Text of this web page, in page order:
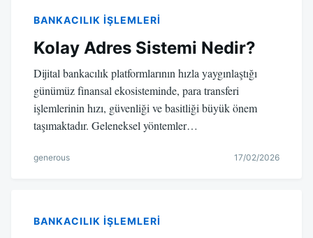
BANKACILIK IŞLEMLERI
Kolay Adres Sistemi Nedir?
Dijital bankacılık platformlarının hızla yaygınlaştığı
günümüz finansal ekosisteminde, para transferi
işlemlerinin hızı, güvenliği ve basitliği büyük önem
taşımaktadır. Geleneksel yöntemler…
generous 17/02/2026
BANKACILIK IŞLEMLERI